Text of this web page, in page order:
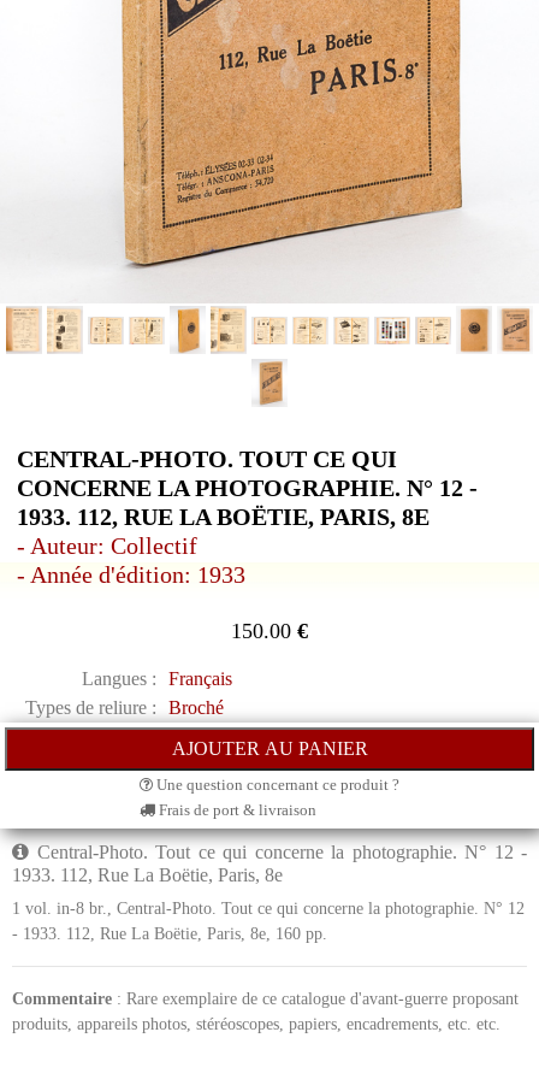
CENTRAL-PHOTO. TOUT CE QUI
CONCERNE LA PHOTOGRAPHIE. N° 12 -
1933. 112, RUE LA BOËTIE, PARIS, 8E
- Auteur: Collectif
- Année d'édition: 1933
150.00 €
Langues :
Français
Types de reliure :
Broché
Une question concernant ce produit ?
Frais de port & livraison
Central-Photo. Tout ce qui concerne la photographie. N° 12 -
1933. 112, Rue La Boëtie, Paris, 8e
1 vol. in-8 br., Central-Photo. Tout ce qui concerne la photographie. N° 12
- 1933. 112, Rue La Boëtie, Paris, 8e, 160 pp.
Commentaire : Rare exemplaire de ce catalogue d'avant-guerre proposant
produits, appareils photos, stéréoscopes, papiers, encadrements, etc. etc.